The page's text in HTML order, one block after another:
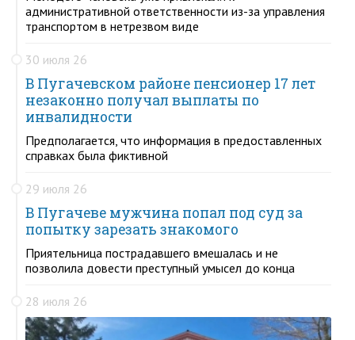
административной ответственности из-за управления
транспортом в нетрезвом виде
30 июля 26
В Пугачевском районе пенсионер 17 лет
незаконно получал выплаты по
инвалидности
Предполагается, что информация в предоставленных
справках была фиктивной
29 июля 26
В Пугачеве мужчина попал под суд за
попытку зарезать знакомого
Приятельница пострадавшего вмешалась и не
позволила довести преступный умысел до конца
28 июля 26